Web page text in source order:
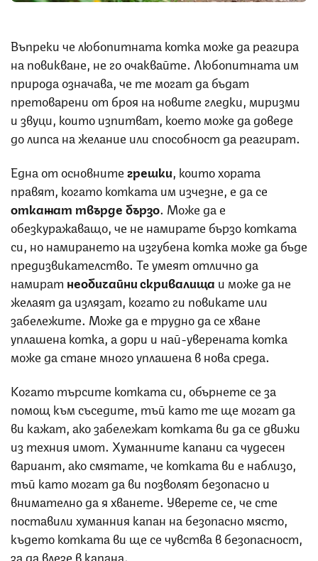
Въпреки че любопитната котка може да реагира
на повикване, не го очаквайте. Любопитната им
природа означава, че те могат да бъдат
претоварени от броя на новите гледки, миризми
и звуци, които изпитват, което може да доведе
до липса на желание или способност да реагират.
Една от основнитегрешки , които хората
правят, когато котката им изчезне, е да се
откажат твърде бързо. Може да е
обезкуражаващо, че не намирате бързо котката
си, но намирането на изгубена котка може да бъде
предизвикателство. Те умеят отлично да
намират необичайни скривалища и може да не
желаят да излязат, когато ги повикате или
забележите. Може да е трудно да се хване
уплашена котка, а дори и най-уверената котка
може да стане много уплашена в нова среда.
Когато търсите котката си, обърнете се за
помощ към съседите, тъй като те ще могат да
ви кажат, ако забележат котката ви да се движи
из техния имот. Хуманните капани са чудесен
вариант, ако смятате, че котката ви е наблизо,
тъй като могат да ви позволят безопасно и
внимателно да я хванете. Уверете се, че сте
поставили хуманния капан на безопасно място,
където котката ви ще се чувства в безопасност,
за да влезе в капана.